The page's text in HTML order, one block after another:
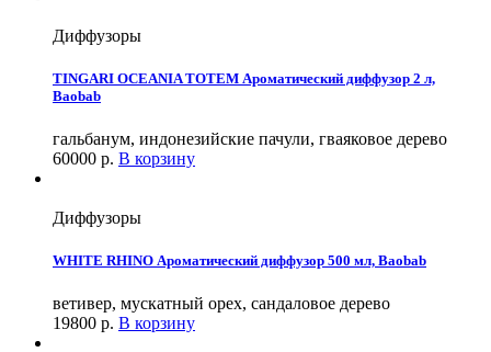
Диффузоры
TINGARI OCEANIA TOTEM Ароматический диффузор 2 л,
Baobab
гальбанум, индонезийские пачули, гваяковое дерево
60000 р. В корзину
Диффузоры
WHITE RHINO Ароматический диффузор 500 мл, Baobab
ветивер, мускатный орех, сандаловое дерево
19800 р. В корзину